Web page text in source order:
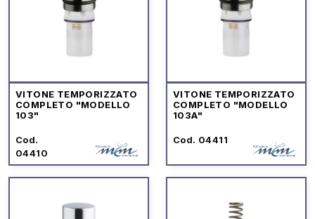
VITONE TEMPORIZZATO
COMPLETO "MODELLO
103"
Cod.
04410
VITONE TEMPORIZZATO
COMPLETO "MODELLO
103A"
Cod. 04411